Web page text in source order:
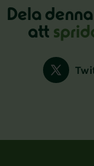
Dela
att